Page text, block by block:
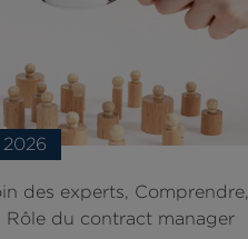
2026
des experts, Comprendre,
Rôle du contract manager